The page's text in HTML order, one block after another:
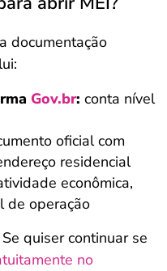
documentação
Gov.br: conta nível
oficial com
residencial
econômica,
de operação
quiser continuar se
no